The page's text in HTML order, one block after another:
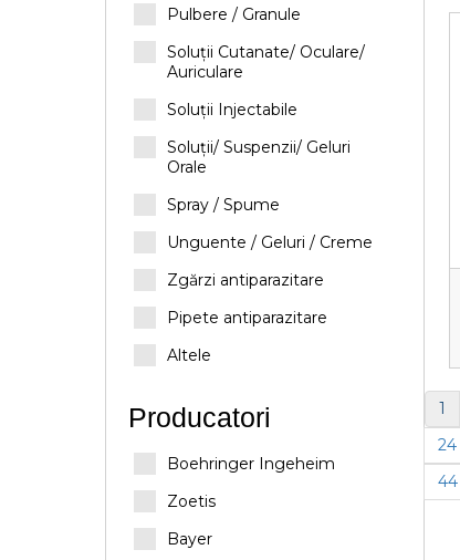
Pulbere / Granule
Soluții Cutanate/ Oculare/
Auriculare
Soluții Injectabile
Soluții/ Suspenzii/ Geluri
Orale
Spray / Spume
Unguente / Geluri / Creme
Zgărzi antiparazitare
Pipete antiparazitare
Altele
Producatori
Boehringer Ingeheim
Zoetis
Bayer
1
24
44